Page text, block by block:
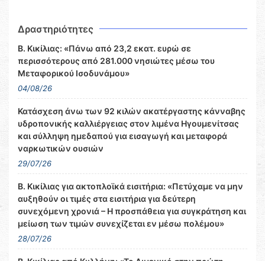
Δραστηριότητες
Β. Κικίλιας: «Πάνω από 23,2 εκατ. ευρώ σε
περισσότερους από 281.000 νησιώτες μέσω του
Μεταφορικού Ισοδυνάμου»
04/08/26
Κατάσχεση άνω των 92 κιλών ακατέργαστης κάνναβης
υδροπονικής καλλιέργειας στον λιμένα Ηγουμενίτσας
και σύλληψη ημεδαπού για εισαγωγή και μεταφορά
ναρκωτικών ουσιών
29/07/26
Β. Κικίλιας για ακτοπλοϊκά εισιτήρια: «Πετύχαμε να μην
αυξηθούν οι τιμές στα εισιτήρια για δεύτερη
συνεχόμενη χρονιά – Η προσπάθεια για συγκράτηση και
μείωση των τιμών συνεχίζεται εν μέσω πολέμου»
28/07/26